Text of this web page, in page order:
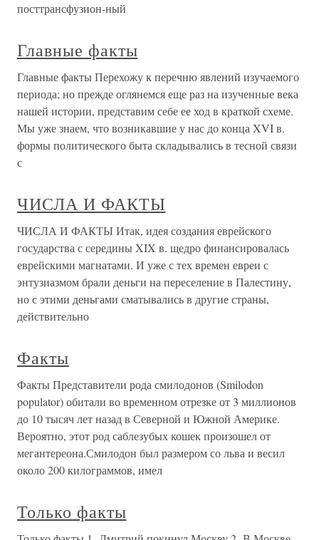
посттрансфузион-ный
Главные факты
Главные факты Перехожу к перечню явлений изучаемого
периода; но прежде оглянемся еще раз на изученные века
нашей истории, представим себе ее ход в краткой схеме.
Мы уже знаем, что возникавшие у нас до конца XVI в.
формы политического быта складывались в тесной связи
с
ЧИСЛА И ФАКТЫ
ЧИСЛА И ФАКТЫ Итак, идея создания еврейского
государства с сере­дины XIX в. щедро финансировалась
еврейскими маг­натами. И уже с тех времен евреи с
энтузиазмом брали деньги на переселение в Палестину,
но с этими деньга­ми сматывались в другие страны,
действительно
Факты
Факты Представители рода смилодонов (Smilodon
populator) обитали во временном отрезке от 3 миллионов
до 10 тысяч лет назад в Северной и Южной Америке.
Вероятно, этот род саблезубых кошек произошел от
мегантереона.Смилодон был размером со льва и весил
около 200 килограммов, имел
Только факты